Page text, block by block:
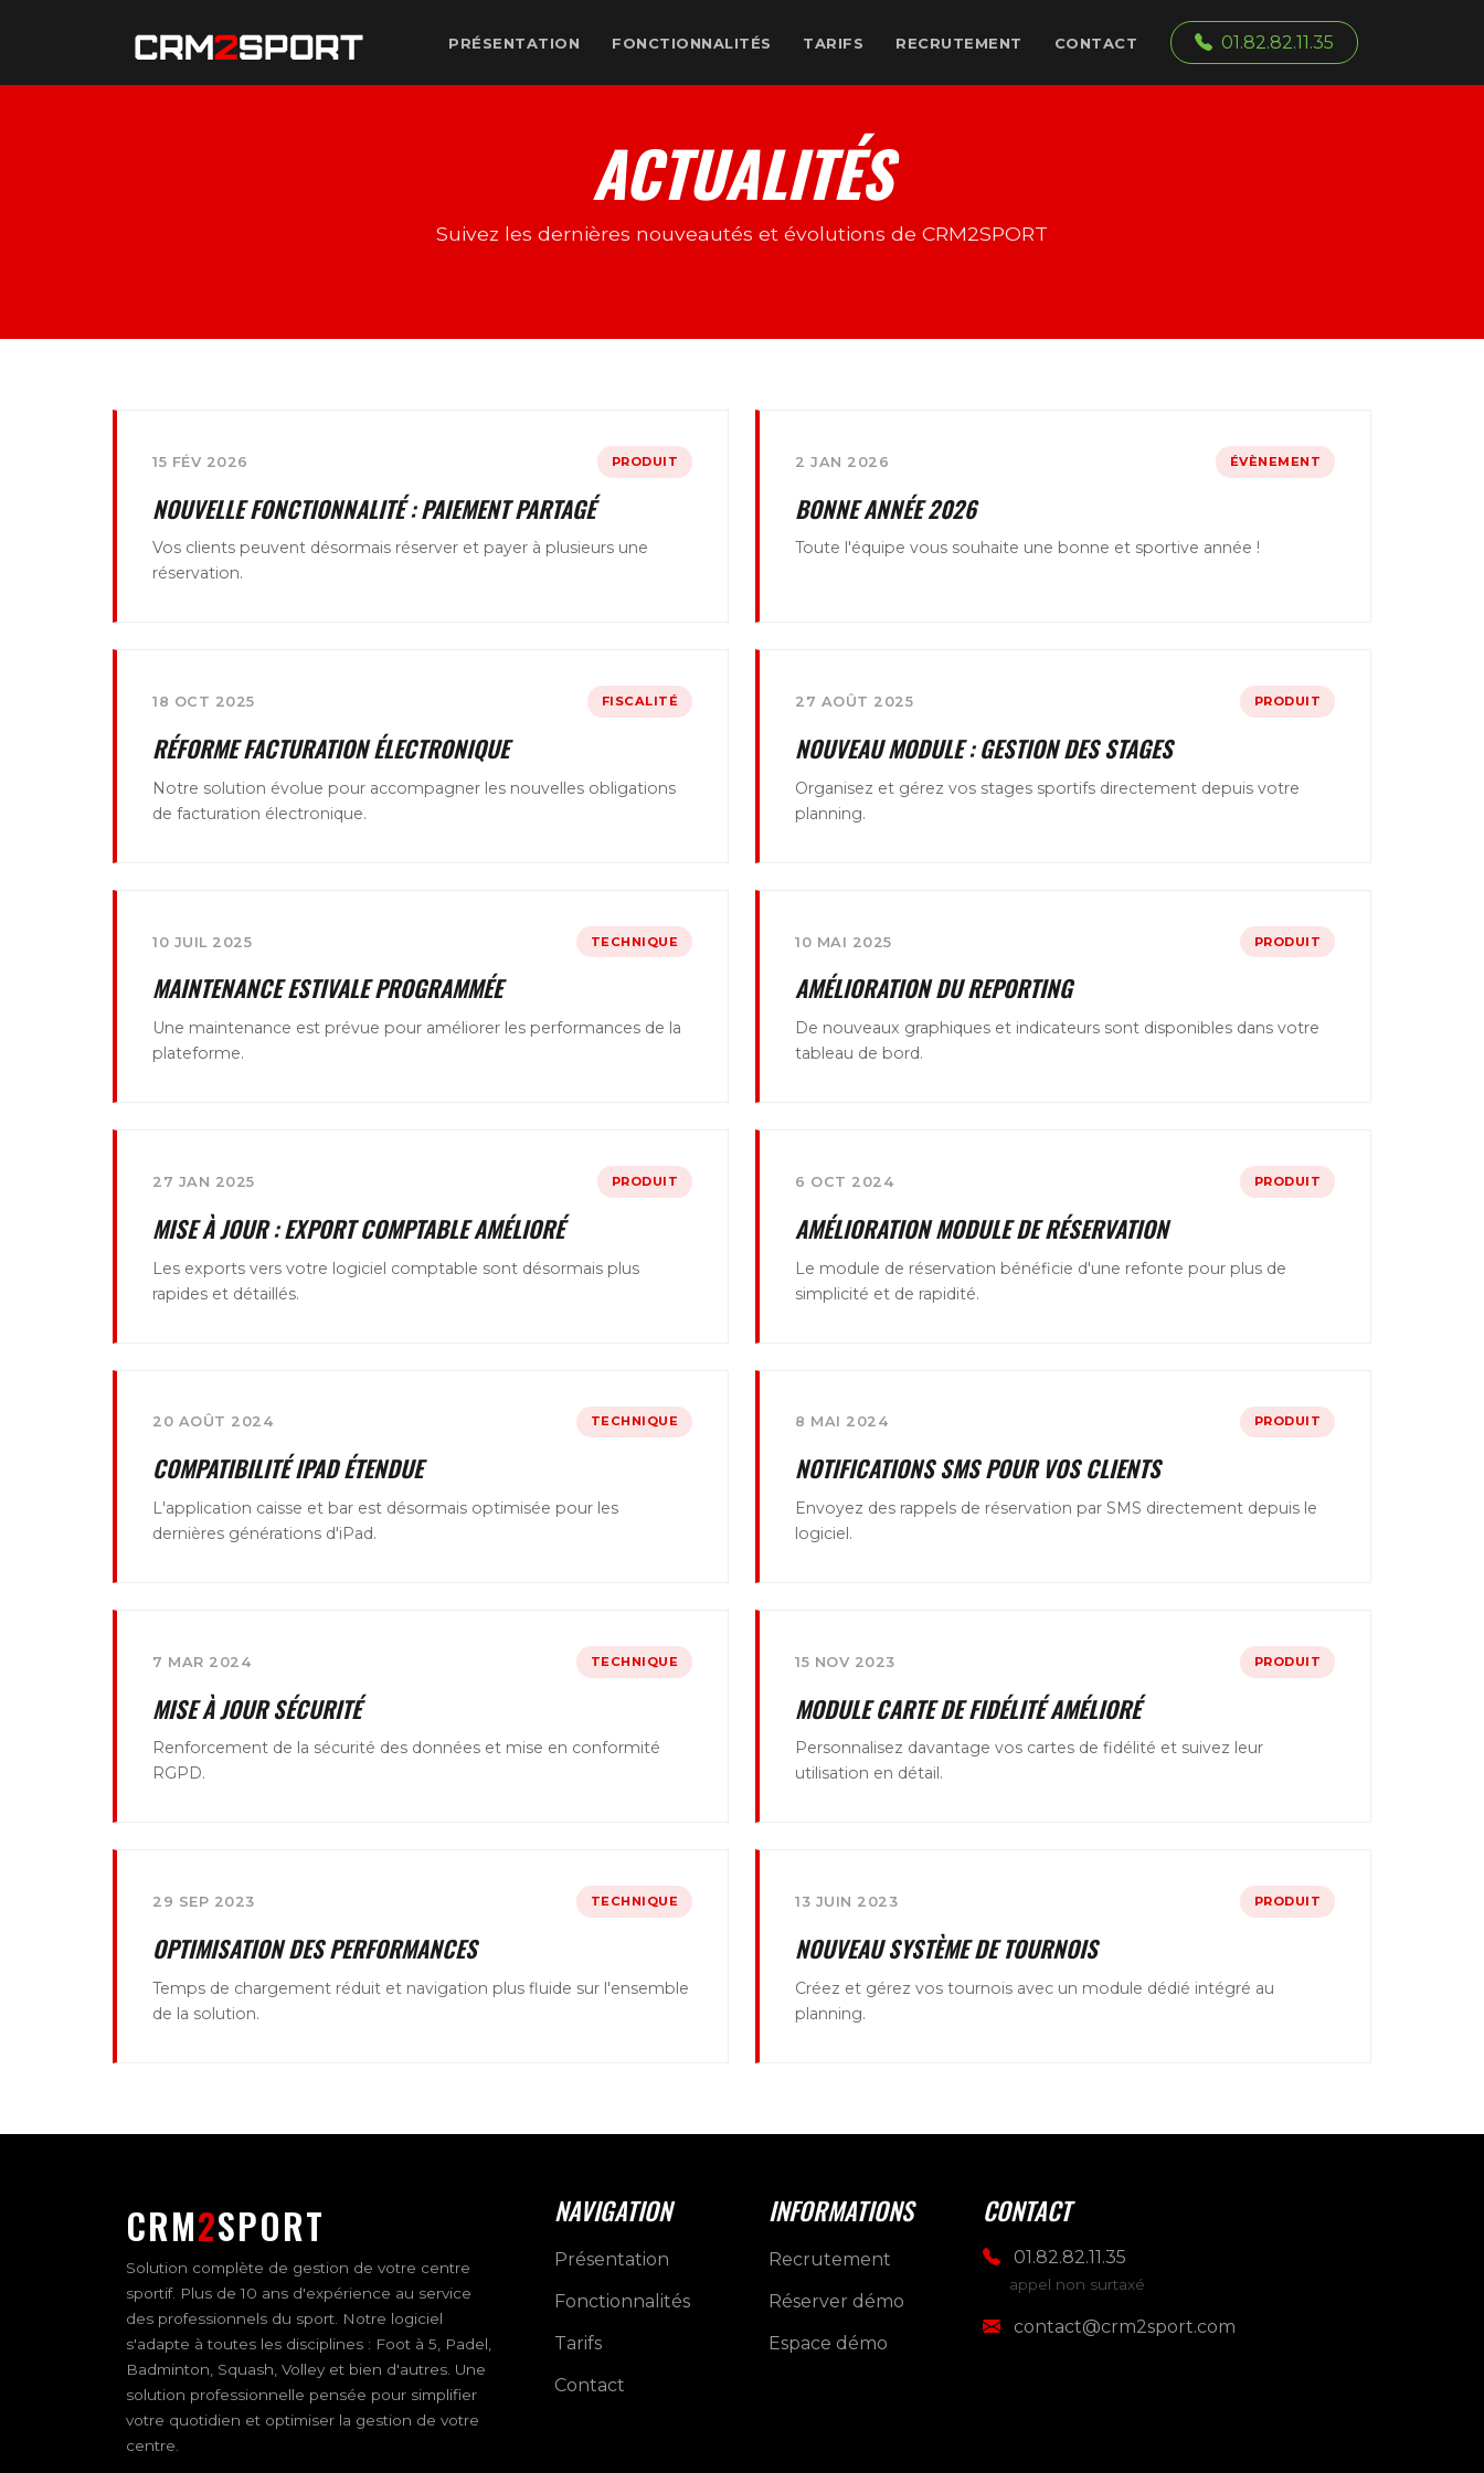
PRÉSENTATION FONCTIONNALITÉS TARIFS RECRUTEMENT CONTACT 01.82.82.11.35
ACTUALITÉS
Suivez les dernières nouveautés et évolutions de CRM2SPORT
15 FÉV 2026 PRODUIT
NOUVELLE FONCTIONNALITÉ : PAIEMENT PARTAGÉ
Vos clients peuvent désormais réserver et payer à plusieurs une
réservation.
2 JAN 2026 ÉVÈNEMENT
BONNE ANNÉE 2026
Toute l'équipe vous souhaite une bonne et sportive année !
18 OCT 2025 FISCALITÉ
RÉFORME FACTURATION ÉLECTRONIQUE
Notre solution évolue pour accompagner les nouvelles obligations
de facturation électronique.
27 AOÛT 2025 PRODUIT
NOUVEAU MODULE : GESTION DES STAGES
Organisez et gérez vos stages sportifs directement depuis votre
planning.
10 JUIL 2025 TECHNIQUE
MAINTENANCE ESTIVALE PROGRAMMÉE
Une maintenance est prévue pour améliorer les performances de la
plateforme.
10 MAI 2025 PRODUIT
AMÉLIORATION DU REPORTING
De nouveaux graphiques et indicateurs sont disponibles dans votre
tableau de bord.
27 JAN 2025 PRODUIT
MISE À JOUR : EXPORT COMPTABLE AMÉLIORÉ
Les exports vers votre logiciel comptable sont désormais plus
rapides et détaillés.
6 OCT 2024 PRODUIT
AMÉLIORATION MODULE DE RÉSERVATION
Le module de réservation bénéficie d'une refonte pour plus de
simplicité et de rapidité.
20 AOÛT 2024 TECHNIQUE
COMPATIBILITÉ IPAD ÉTENDUE
L'application caisse et bar est désormais optimisée pour les
dernières générations d'iPad.
8 MAI 2024 PRODUIT
NOTIFICATIONS SMS POUR VOS CLIENTS
Envoyez des rappels de réservation par SMS directement depuis le
logiciel.
7 MAR 2024 TECHNIQUE
MISE À JOUR SÉCURITÉ
Renforcement de la sécurité des données et mise en conformité
RGPD.
15 NOV 2023 PRODUIT
MODULE CARTE DE FIDÉLITÉ AMÉLIORÉ
Personnalisez davantage vos cartes de fidélité et suivez leur
utilisation en détail.
29 SEP 2023 TECHNIQUE
OPTIMISATION DES PERFORMANCES
Temps de chargement réduit et navigation plus fluide sur l'ensemble
de la solution.
13 JUIN 2023 PRODUIT
NOUVEAU SYSTÈME DE TOURNOIS
Créez et gérez vos tournois avec un module dédié intégré au
planning.
CRM2SPORT
Solution complète de gestion de votre centre
sportif. Plus de 10 ans d'expérience au service
des professionnels du sport. Notre logiciel
s'adapte à toutes les disciplines : Foot à 5, Padel,
Badminton, Squash, Volley et bien d'autres. Une
solution professionnelle pensée pour simplifier
votre quotidien et optimiser la gestion de votre
centre.
NAVIGATION
Présentation
Fonctionnalités
Tarifs
Contact
INFORMATIONS
Recrutement
Réserver démo
Espace démo
CONTACT
01.82.82.11.35
appel non surtaxé
contact@crm2sport.com